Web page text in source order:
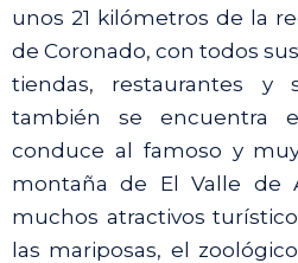
unos 21 kilómetros de la
de Coronado, con todos
tiendas, restaurantes y
también se encuentra
conduce al famoso y
montaña de El Valle de
muchos atractivos
las mariposas, el